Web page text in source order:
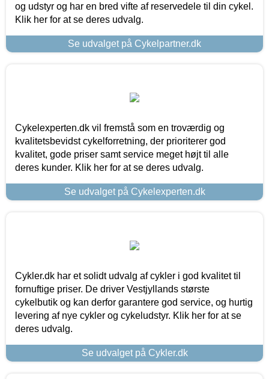
og udstyr og har en bred vifte af reservedele til din cykel.
Klik her for at se deres udvalg.
Se udvalget på Cykelpartner.dk
Cykelexperten.dk vil fremstå som en troværdig og
kvalitetsbevidst cykelforretning, der prioriterer god
kvalitet, gode priser samt service meget højt til alle
deres kunder. Klik her for at se deres udvalg.
Se udvalget på Cykelexperten.dk
Cykler.dk har et solidt udvalg af cykler i god kvalitet til
fornuftige priser. De driver Vestjyllands største
cykelbutik og kan derfor garantere god service, og hurtig
levering af nye cykler og cykeludstyr. Klik her for at se
deres udvalg.
Se udvalget på Cykler.dk